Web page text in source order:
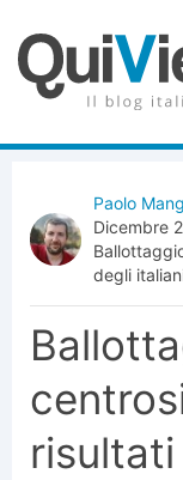
Paolo
Dicembre
degli